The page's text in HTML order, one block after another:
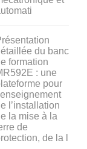
du banc
formation
: une
pour
l’installation
la mise à la
de
de la l